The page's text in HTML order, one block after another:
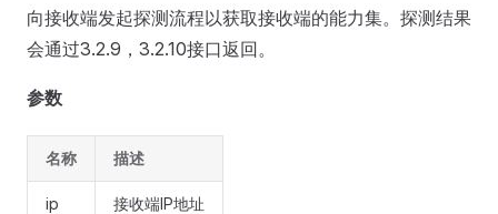
向接收端发起探测流程以获取接收端的能力集。探测结果
会通过3.2.9，3.2.10接口返回。
参数
名称 描述
ip 接收端IP地址